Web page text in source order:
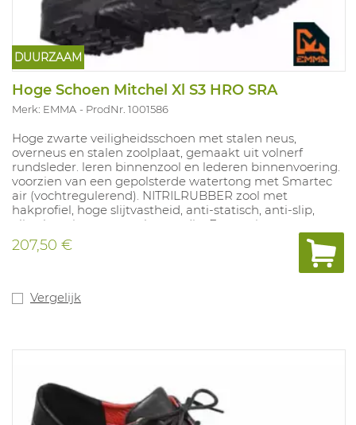
DUURZAAM
Hoge Schoen Mitchel Xl S3 HRO SRA
Merk: EMMA ProdNr. 1001586
Hoge zwarte veiligheidsschoen met stalen neus,
overneus en stalen zoolplaat, gemaakt uit volnerf
rundsleder. leren binnenzool en lederen binnenvoering.
voorzien van een gepolsterde watertong met Smartec
air (vochtregulerend). NITRILRUBBER zool met
hakprofiel, hoge slijtvastheid, anti-statisch, anti-slip,
olie-, benzine- en zuurbestendig. Extra ruime pasvorm
(XL). Maten: 50-53. Gekeurd volgens EN ISO 20345:2004.
207,50 €
Vergelijk